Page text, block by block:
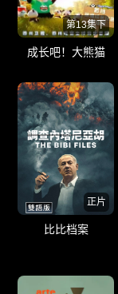
第13集下
成长吧！大熊猫
正片
比比档案